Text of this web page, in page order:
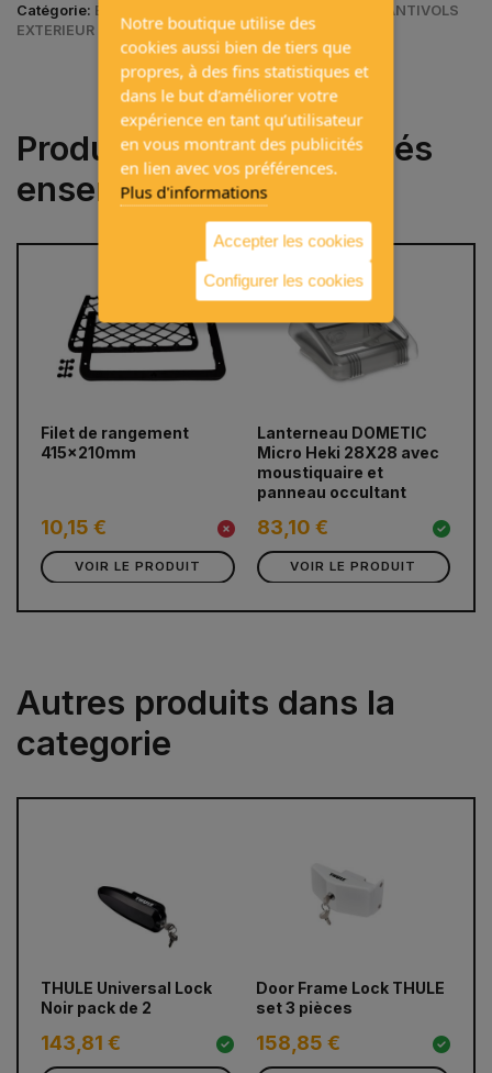
Catégorie: ÉQUIPEMENTS INTÉRIEURS / SÉCURITÉ / ANTIVOLS
EXTERIEUR
Produits souvent achetés
ensemble
Filet de rangement
415x210mm
10,15 €
VOIR LE PRODUIT
Lanterneau DOMETIC
Micro Heki 28X28 avec
moustiquaire et
panneau occultant
83,10 €
VOIR LE PRODUIT
prev next
Autres produits dans la
categorie
THULE Universal Lock
Noir pack de 2
143,81 €
Door Frame Lock THULE
set 3 pièces
158,85 €
Notre boutique utilise des
cookies aussi bien de tiers que
propres, à des fins statistiques et
dans le but d’améliorer votre
expérience en tant qu’utilisateur
en vous montrant des publicités
en lien avec vos préférences.
Plus d'informations
Accepter les cookies
Configurer les cookies